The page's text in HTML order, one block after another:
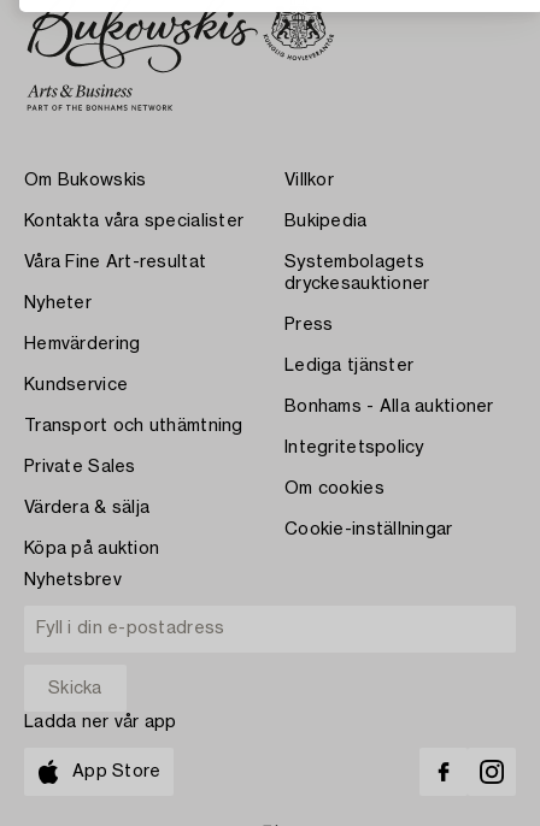
Om Bukowskis
Kontakta våra specialister
Våra Fine Art-resultat
Nyheter
Hemvärdering
Kundservice
Transport och uthämtning
Private Sales
Värdera & sälja
Köpa på auktion
Villkor
Bukipedia
Systembolagets
dryckesauktioner
Press
Lediga tjänster
Bonhams - Alla auktioner
Integritetspolicy
Om cookies
Cookie-inställningar
Nyhetsbrev
Ladda ner vår app
App Store